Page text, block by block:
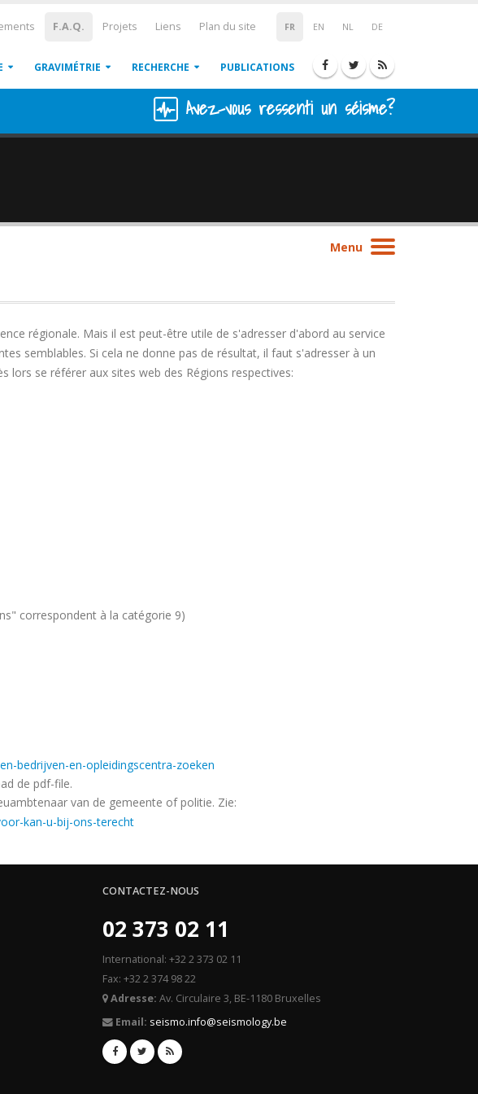
FR EN NL DE
F.A.Q. Projets Liens Plan du site
GRAVIMÉTRIE RECHERCHE PUBLICATIONS
Avez-vous ressenti un séisme?
Menu
régionale. Mais il est peut-être utile de s'adresser d'abord au service
semblables. Si cela ne donne pas de résultat, il faut s'adresser à un
lors se référer aux sites web des Régions respectives:
correspondent à la catégorie 9)
bedrijven-en-opleidingscentra-zoeken
de pdf-file.
van de gemeente of politie. Zie:
kan-u-bij-ons-terecht
CONTACTEZ-NOUS
02 373 02 11
International: +32 2 373 02 11
Fax: +32 2 374 98 22
Adresse: Av. Circulaire 3, BE-1180 Bruxelles
Email: seismo.info@seismology.be